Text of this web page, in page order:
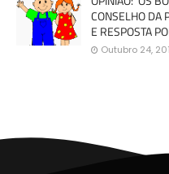
CONSELHO DA
E RESPOSTA
Outubro 24,